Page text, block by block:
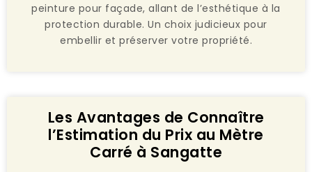
peinture pour façade, allant de l’esthétique à la
protection durable. Un choix judicieux pour
embellir et préserver votre propriété.
Les Avantages de Connaître
l’Estimation du Prix au Mètre
Carré à Sangatte